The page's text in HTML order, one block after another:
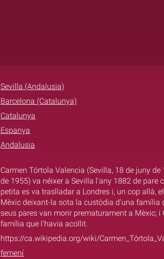
Sevilla (Andalusia)
Barcelona (Catalunya)
Catalunya
Espanya
Andalusia
Carmen Tórtola Valencia (Sevilla, 18 de juny
de 1955) va néixer a Sevilla l'any 1882 de pare
petita es va traslladar a Londres i, un cop allà,
Mèxic deixant-la sota la custòdia d'una família
seus pares van morir prematurament a Mèxic; i
família que l'havia acollit.
https://ca.wikipedia.org/wiki/
femení